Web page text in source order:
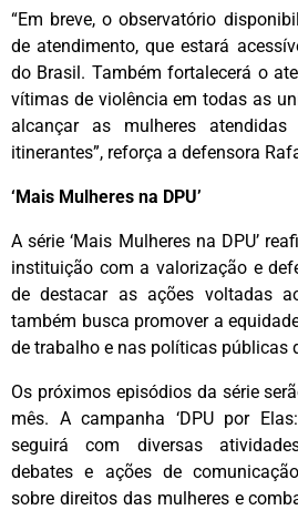
“Em breve, o observatório
de atendimento, que estará
do Brasil. Também fortalecerá o
vítimas de violência em todas as
alcançar as mulheres
itinerantes”, reforça a defensora
‘Mais Mulheres na DPU’
A série ‘Mais Mulheres na DPU’
instituição com a valorização e
de destacar as ações voltadas
também busca promover a
de trabalho e nas políticas públicas
Os próximos episódios da série
mês. A campanha ‘DPU por
seguirá com diversas
debates e ações de
sobre direitos das mulheres e